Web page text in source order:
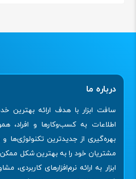
درباره ما
سافت ابزار با هدف ارائه بهترین
اطلاعات به کسب‌وکارها و افراد،
بهره‌گیری از جدیدترین تکنولوژی‌ها
مشتریان خود را به بهترین شکل ممکن
ابزار به ارائه نرم‌افزارهای کاربردی،